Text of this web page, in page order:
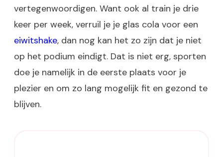
vertegenwoordigen. Want ook al train je drie
keer per week, verruil je je glas cola voor een
eiwitshake, dan nog kan het zo zijn dat je niet
op het podium eindigt. Dat is niet erg, sporten
doe je namelijk in de eerste plaats voor je
plezier en om zo lang mogelijk fit en gezond te
blijven.